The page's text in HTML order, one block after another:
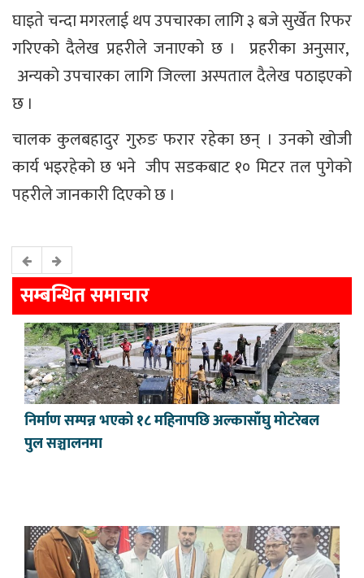
घाइते चन्दा मगरलाई थप उपचारका लागि ३ बजे सुर्खेत रिफर
गरिएको दैलेख प्रहरीले जनाएको छ । प्रहरीका अनुसार,
अन्यको उपचारका लागि जिल्ला अस्पताल दैलेख पठाइएको
छ ।
चालक कुलबहादुर गुरुङ फरार रहेका छन् । उनको खोजी
कार्य भइरहेको छ भने जीप सडकबाट १० मिटर तल पुगेको
पहरीले जानकारी दिएको छ ।
सम्बन्धित समाचार
निर्माण सम्पन्न भएको १८ महिनापछि अल्कासाँघु मोटरेबल
पुल सञ्चालनमा